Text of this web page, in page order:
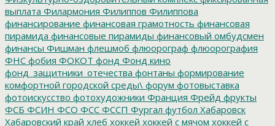
выплата Филармония Филиппов Филиппова
финансирование финансовая грамотность финансовая
пирамида финансовые пирамиды финансовый омбудсмен
финансы Фишман флешмоб флюорограф флюорография
ФНС фобия ФОКОТ фонд Фонд кино
фонд_защитники_отечества фонтаны формирование
комфортной городской среды\ форум фотовыставка
фотоискусство фотохудожники Франция Фрейд фрукты
ФСБ ФСИН ФСО ФСС ФССП Фургал футбол Хабаровск
Хабаровский край хлеб хоккей хоккей с мячом хоккей с